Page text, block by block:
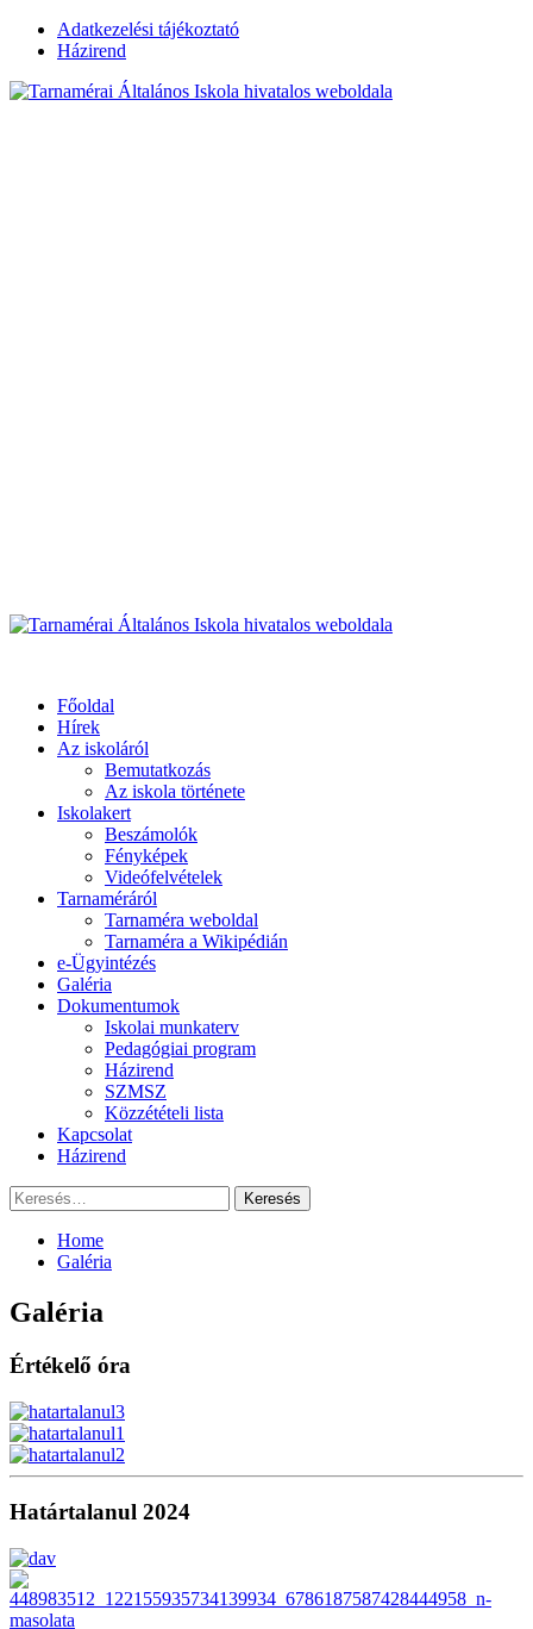
Skip
Adatkezelési tájékoztató
Házirend
Primary
Főoldal
Hírek
Az iskoláról
Bemutatkozás
Az iskola története
Iskolakert
Beszámolók
Fényképek
Videófelvételek
Tarnaméráról
Tarnaméra weboldal
Tarnaméra a Wikipédián
e-Ügyintézés
Galéria
Dokumentumok
Iskolai munkaterv
Pedagógiai program
Házirend
SZMSZ
Közzétételi lista
Kapcsolat
Házirend
Keresés:
Home
Galéria
Galéria
Értékelő óra
Határtalanul 2024